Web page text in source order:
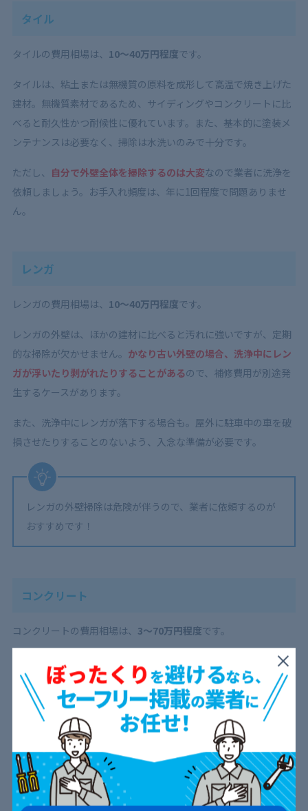
タイル
タイルの費用相場は、 10〜40万円程度です。
タイルは、粘土または無機質の原料を成形して高温で焼き上げた
建材。無機質素材であるため、サイディングやコンクリートに比
べると耐久性かつ耐候性に優れています。また、基本的に塗装メ
ンテナンスは必要なく、掃除は水洗いのみで十分です。
ただし、 自分で外壁全体を掃除するのは大変なので業者に洗浄を
依頼しましょう。お手入れ頻度は、年に1回程度で問題ありませ
ん。
レンガ
レンガの費用相場は、 10〜40万円程度です。
レンガの外壁は、ほかの建材に比べると汚れに強いですが、定期
的な掃除が欠かせません。 かなり古い外壁の場合、洗浄中にレン
ガが浮いたり剥がれたりすることがあるので、補修費用が別途発
生するケースがあります。
また、洗浄中にレンガが落下する場合も。屋外に駐車中の車を破
損させたりすることのないよう、入念な準備が必要です。
レンガの外壁掃除は危険が伴うので、業者に依頼するのが
おすすめです！
コンクリート
コンクリートの費用相場は、 3〜70万円程度です。
コンクリートは表面の汚れを取る高圧洗浄から、光触媒塗料の塗
装など幅広い洗浄方法から選べます。コンクリートの美観性を保
ちたいだけなら、高圧洗浄によるクリーニングだけでも問題あり
ません。
しかし、高圧洗浄後に塗装することで疎水性や防水性を保てま
す。コンクリートは汚れが溜まりやすく、カビや黒ずみが発生し
やすい ので、高圧洗浄による定期的なお手入れは必須といっても
いい素材でしょう。